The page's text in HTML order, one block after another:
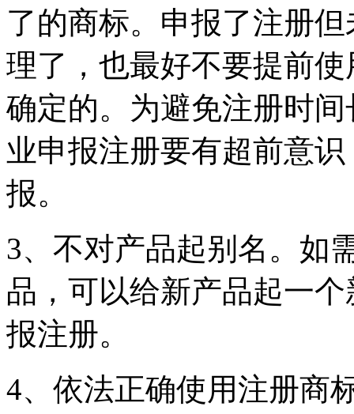
了的商标。申报了注册
理了，也最好不要提前
确定的。为避免注册时
业申报注册要有超前意
报。
3、不对产品起别名。如
品，可以给新产品起一
报注册。
4、依法正确使用注册商